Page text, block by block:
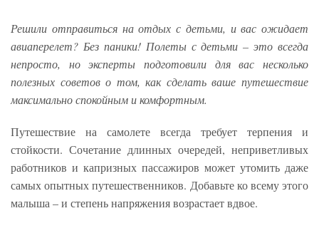
Решили отправиться на отдых с детьми, и вас ожидает
авиаперелет? Без паники! Полеты с детьми – это всегда
непросто, но эксперты подготовили для вас несколько
полезных советов о том, как сделать ваше путешествие
максимально спокойным и комфортным.
Путешествие на самолете всегда требует терпения и
стойкости. Сочетание длинных очередей, неприветливых
работников и капризных пассажиров может утомить даже
самых опытных путешественников. Добавьте ко всему этого
малыша – и степень напряжения возрастает вдвое.